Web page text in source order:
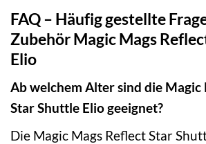
FAQ – Häufig gestellte
Zubehör Magic Mags
Elio
Ab welchem Alter sind die Magic
Star Shuttle Elio geeignet?
Die Magic Mags Reflect Star